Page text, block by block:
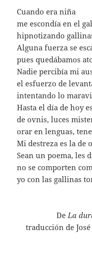
Cuando era niña
me escondía en el
hipnotizando
Alguna fuerza se
pues quedábamos
Nadie percibía mi
el esfuerzo de
intentando lo
Hasta el día de hoy
de ovnis, luces
orar en lenguas,
Mi destreza es la de
Sean un poema, les
no se comporten
yo con las gallinas
De La
traducción de